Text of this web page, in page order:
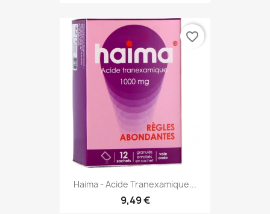
Haima - Acide Tranexamique...
9,49 €
favorite_border